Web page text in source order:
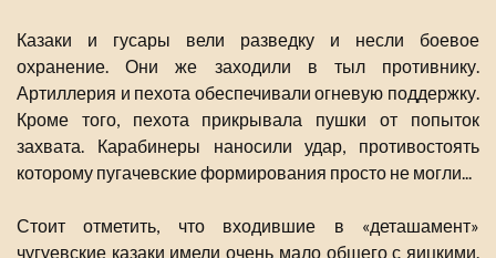
Казаки и гусары вели разведку и несли боевое
охранение. Они же заходили в тыл противнику.
Артиллерия и пехота обеспечивали огневую поддержку.
Кроме того, пехота прикрывала пушки от попыток
захвата. Карабинеры наносили удар, противостоять
которому пугачевские формирования просто не могли...
Стоит отметить, что входившие в «деташамент»
чугуевские казаки имели очень мало общего с яицкими.